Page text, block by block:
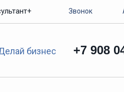
Звонок
бизнес +7 908